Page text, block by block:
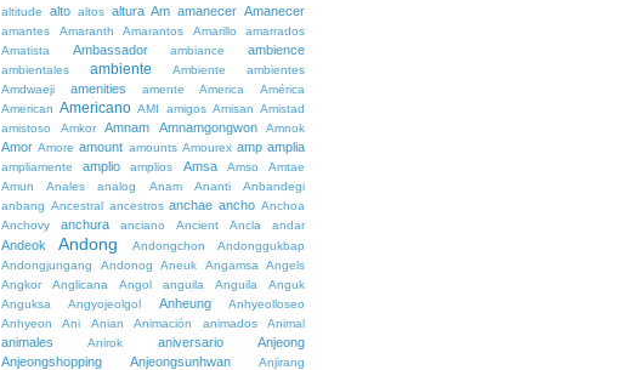
altitude
alto altos altura Am amanecer Amanecer
amantes Amaranth Amarantos Amarillo
amarrados
Amatista
Ambassador ambiance ambience
ambientales ambiente Ambiente
ambientes
Amdwaeji
amenities amente America
América
American Americano AMI amigos Amisan Amistad
amistoso
Amkor Amnam Amnamgongwon Amnok
Amor Amore amount amounts Amourex amp amplia
ampliamente amplio amplios Amsa Amso
Amtae
Amun
Anales analog Anam Ananti
Anbandegi
anbang Ancestral ancestros anchae ancho Anchoa
Anchovy
anchura anciano Ancient Ancla andar
Andeok Andong Andongchon
Andonggukbap
Andongjungang
Andonog Aneuk Angamsa
Angels
Angkor
Anglicana Angol anguila Anguila
Anguk
Anguksa
Angyojeolgol Anheung
Anhyeolloseo
Anhyeon
Ani Anian Animación animados Animal
animales Anirok aniversario
Anjeong
Anjeongshopping
Anjeongsunhwan
Anjirang